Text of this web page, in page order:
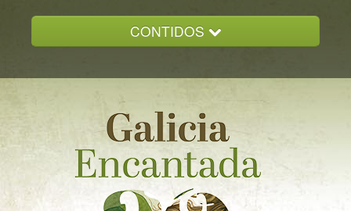
CONTIDOS
GALICIA ENCANTADA
DOCUMENTACION
NOVAS
CONTACTO